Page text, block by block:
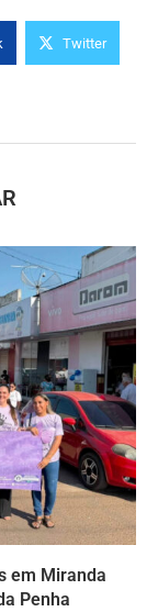
Twitter
em Miranda
Penha